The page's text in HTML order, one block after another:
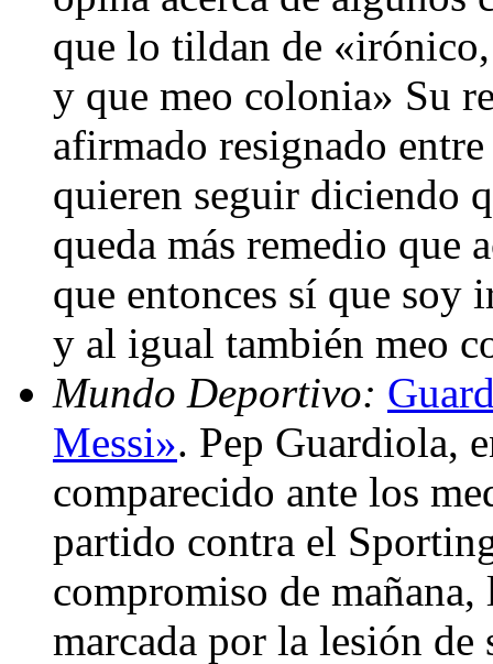
que lo tildan de
y que meo colonia» Su
afirmado resignado
quieren seguir diciendo
queda más remedio que
que entonces sí que soy
y al igual también meo
Mundo Deportivo:
Messi». Pep Guardiola,
comparecido ante los
partido contra el
compromiso de mañana,
marcada por la lesión